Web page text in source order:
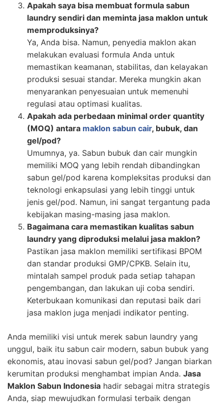
Apakah saya bisa membuat formula sabun
laundry sendiri dan meminta jasa maklon untuk
memproduksinya?
Ya, Anda bisa. Namun, penyedia maklon akan
melakukan evaluasi formula Anda untuk
memastikan keamanan, stabilitas, dan kelayakan
produksi sesuai standar. Mereka mungkin akan
menyarankan penyesuaian untuk memenuhi
regulasi atau optimasi kualitas.
Apakah ada perbedaan minimal order quantity
(MOQ) antara maklon sabun cair, bubuk, dan
gel/pod?
Umumnya, ya. Sabun bubuk dan cair mungkin
memiliki MOQ yang lebih rendah dibandingkan
sabun gel/pod karena kompleksitas produksi dan
teknologi enkapsulasi yang lebih tinggi untuk
jenis gel/pod. Namun, ini sangat tergantung pada
kebijakan masing-masing jasa maklon.
Bagaimana cara memastikan kualitas sabun
laundry yang diproduksi melalui jasa maklon?
Pastikan jasa maklon memiliki sertifikasi BPOM
dan standar produksi GMP/CPKB. Selain itu,
mintalah sampel produk pada setiap tahapan
pengembangan, dan lakukan uji coba sendiri.
Keterbukaan komunikasi dan reputasi baik dari
jasa maklon juga menjadi indikator penting.
Anda memiliki visi untuk merek sabun laundry yang
unggul, baik itu sabun cair modern, sabun bubuk yang
ekonomis, atau inovasi sabun gel/pod? Jangan biarkan
kerumitan produksi menghambat impian Anda. Jasa
Maklon Sabun Indonesia hadir sebagai mitra strategis
Anda, siap mewujudkan formulasi terbaik dengan